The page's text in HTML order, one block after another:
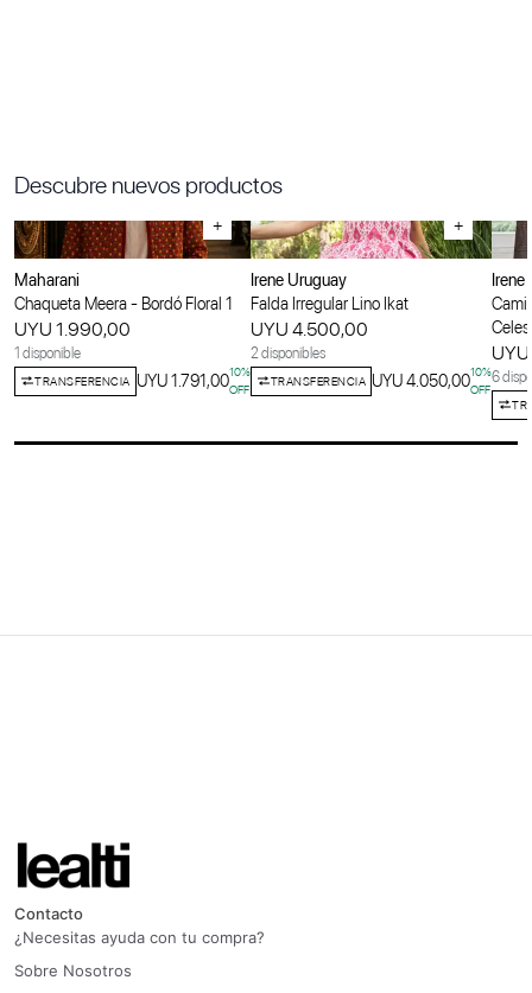
Descubre nuevos productos
+
Maharani
Chaqueta Meera - Bordó Floral 1
UYU 1.990,00
1 disponible
TRANSFERENCIA UYU 1.791,0010%
OFF
+
Irene Uruguay
Falda Irregular Lino Ikat
UYU 4.500,00
2 disponibles
TRANSFERENCIA UYU 4.050,0010%
OFF
Irene
6
Contacto
¿Necesitas ayuda con tu compra?
Sobre Nosotros